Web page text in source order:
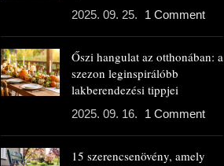
2025. 09. 25. 1 Comment
Őszi hangulat az otthonában: a
szezon leginspirálóbb
lakberendezési tippjei
2025. 09. 16. 1 Comment
15 szerencsenövény, amely